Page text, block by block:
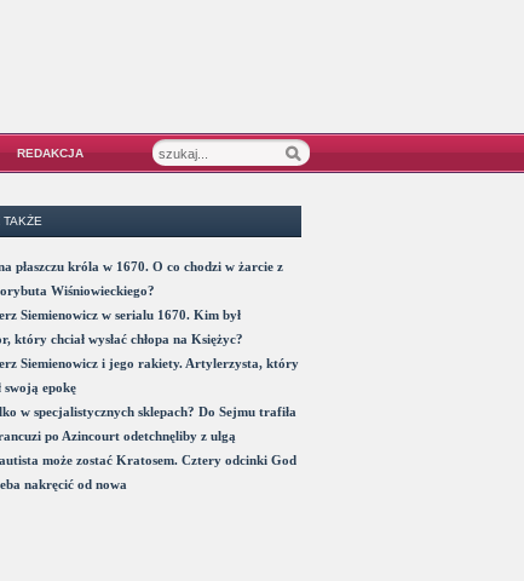
REDAKCJA
TAKŻE
płaszczu króla w 1670. O co chodzi w żarcie z
Wiśniowieckiego?
Siemienowicz w serialu 1670. Kim był
który chciał wysłać chłopa na Księżyc?
Siemienowicz i jego rakiety. Artylerzysta, który
swoją epokę
w specjalistycznych sklepach? Do Sejmu trafiła
po Azincourt odetchnęliby z ulgą
może zostać Kratosem. Cztery odcinki God
nakręcić od nowa